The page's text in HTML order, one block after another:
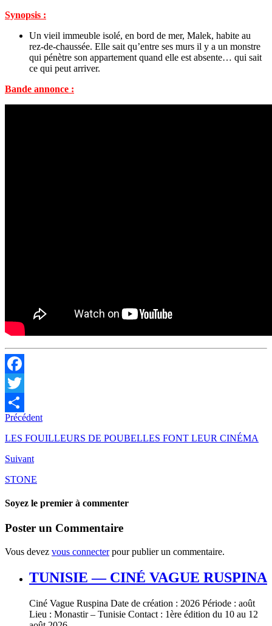
Synopsis :
Un vieil immeuble isolé, en bord de mer, Malek, habite au
rez-de-chaussée. Elle sait qu’entre ses murs il y a un monstre
qui pénètre son appartement quand elle est absente… qui sait
ce qui peut arriver.
Bande annonce :
Facebook
Twitter
Partager
Précédent
LES FOUILLEURS DE POUBELLES FONT LEUR CINÉMA
Suivant
STONE
Soyez le premier à commenter
Poster un Commentaire
Vous devez vous connecterpour publier un commentaire.
TUNISIE — CINÉ VAGUE RUSPINA
Ciné Vague Ruspina Date de création : 2026 Période : août
Lieu : Monastir – Tunisie Contact : 1ère édition du 10 au 12